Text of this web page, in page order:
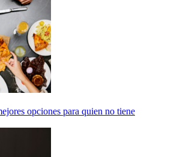
opciones para quien no tiene